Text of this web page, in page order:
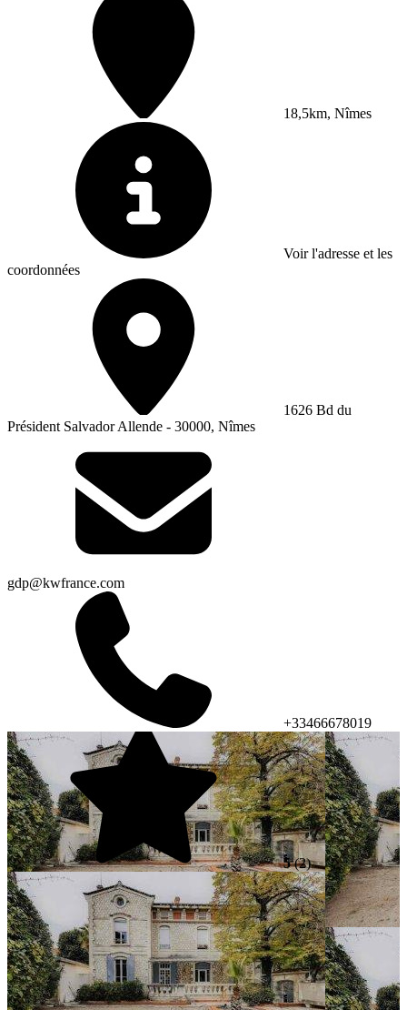
18,5km, Nîmes
Voir l'adresse et les
coordonnées
1626 Bd du
Président Salvador Allende - 30000, Nîmes
gdp@kwfrance.com
+33466678019
5(2)